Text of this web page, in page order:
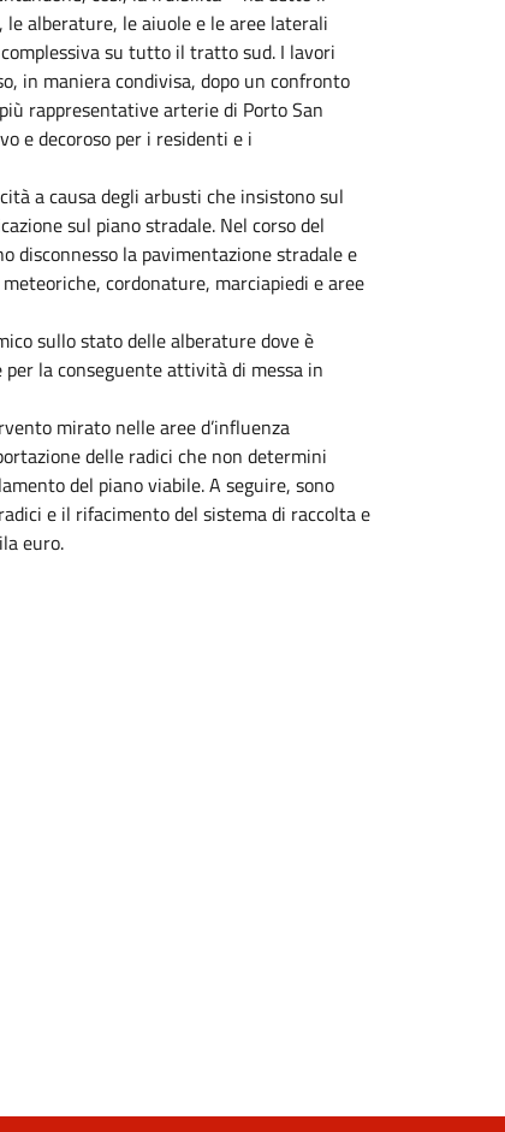
alberature, le aiuole e le aree laterali
su tutto il tratto sud. I lavori
in maniera condivisa, dopo un confronto
rappresentative arterie di Porto San
e decoroso per i residenti e i
a causa degli arbusti che insistono sul
sul piano stradale. Nel corso del
disconnesso la pavimentazione stradale e
cordonature, marciapiedi e aree
sullo stato delle alberature dove è
la conseguente attività di messa in
mirato nelle aree d’influenza
delle radici che non determini
del piano viabile. A seguire, sono
e il rifacimento del sistema di raccolta e
euro.